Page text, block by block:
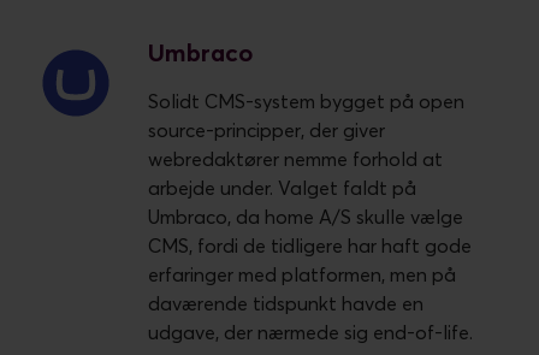
Umbraco
Solidt CMS-system bygget på open
source-principper, der giver
webredaktører nemme forhold at
arbejde under. Valget faldt på
Umbraco, da home A/S skulle vælge
CMS, fordi de tidligere har haft gode
erfaringer med platformen, men på
daværende tidspunkt havde en
udgave, der nærmede sig end-of-life.